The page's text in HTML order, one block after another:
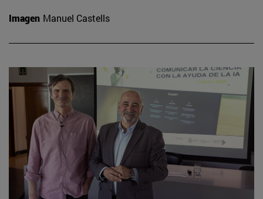
Imagen Manuel Castells